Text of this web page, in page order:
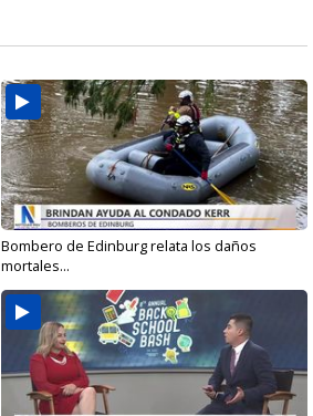
Bombero de Edinburg relata los daños
mortales...